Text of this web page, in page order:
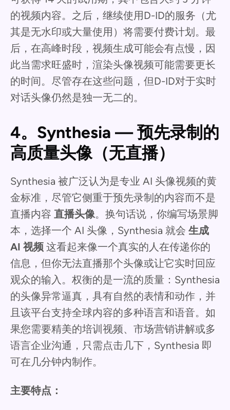
的视频内容。之后，继续使用D-ID的服务（尤
其是无水印或大量使用）将需要付费计划。最
后，在高峰时段，视频生成可能会有点慢，因
此当需求旺盛时，渲染头像视频可能需要更长
的时间。尽管存在这些问题，但D-ID对于实时
对话头像仍然是独一无二的。
4。Synthesia — 预先录制的
高质量头像（无直播）
Synthesia 被广泛认为是专业 AI 头像视频的黄
金标准，尽管它侧重于预先录制的内容而不是
直播内容 直播头像。换句话说，你编写场景脚
本，选择一个 AI 头像，Synthesia 就会 生成
AI 视频 这看起来像一个真实的人在传递你的
信息，但你无法直播那个头像或让它实时回应
观众的输入。权衡的是一流的质量：Synthesia
的头像异常逼真，具有自然的表情和动作，并
且该平台支持全球内容的多种语言和语音。如
果您需要精美的培训视频、市场营销讲解或多
语言企业沟通，只需点击几下，Synthesia 即
可在几分钟内制作。
主要特点：